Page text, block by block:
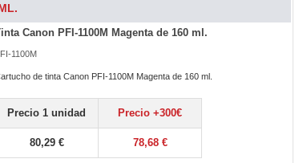
Canon PFI-1100M Magenta de 160 ml.
1100M
de tinta Canon PFI-1100M Magenta de 160 ml.
Precio 1 unidad Precio +300€
80,29 € 78,68 €